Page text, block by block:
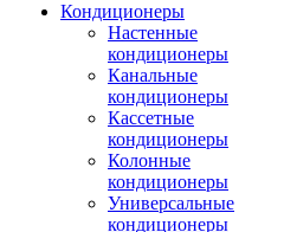
Кондиционеры
Настенные
кондиционеры
Канальные
кондиционеры
Кассетные
кондиционеры
Колонные
кондиционеры
Универсальные
кондиционеры